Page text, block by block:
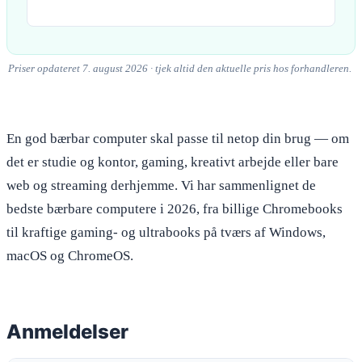
Priser opdateret 7. august 2026 · tjek altid den aktuelle pris hos forhandleren.
En god bærbar computer skal passe til netop din brug — om
det er studie og kontor, gaming, kreativt arbejde eller bare
web og streaming derhjemme. Vi har sammenlignet de
bedste bærbare computere i 2026, fra billige Chromebooks
til kraftige gaming- og ultrabooks på tværs af Windows,
macOS og ChromeOS.
Anmeldelser